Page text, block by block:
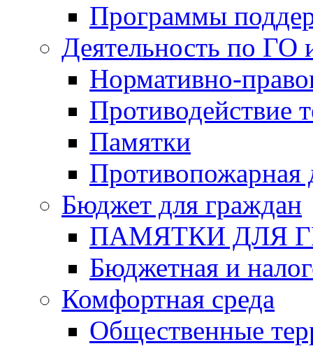
Программы
Деятельность по ГО
Нормативно-
Противодействие
Памятки
Противопожарная
Бюджет для граждан
ПАМЯТКИ ДЛЯ
Бюджетная и
Комфортная среда
Общественные